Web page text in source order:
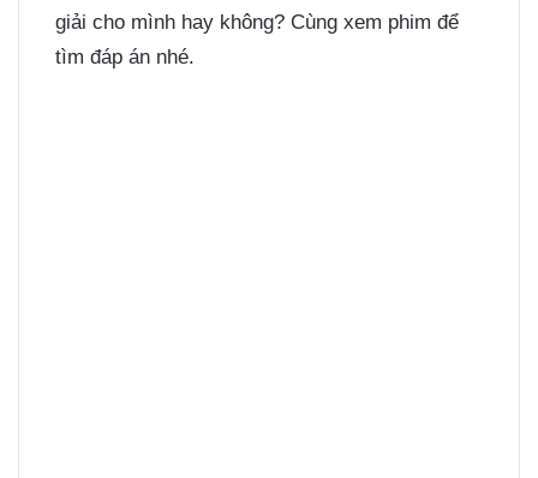
giải cho mình hay không? Cùng xem phim để
tìm đáp án nhé.